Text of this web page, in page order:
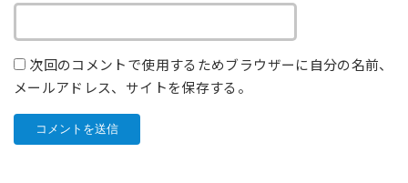
次回のコメントで使用するためブラウザーに自分の名前、
メールアドレス、サイトを保存する。